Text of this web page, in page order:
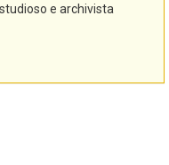
e archivista